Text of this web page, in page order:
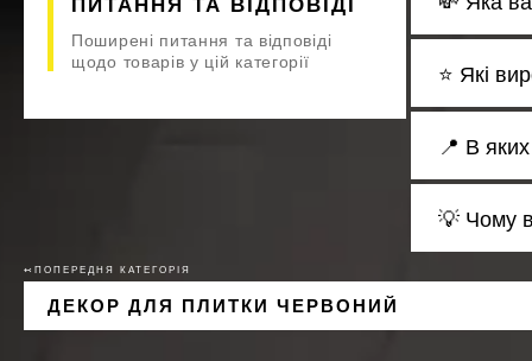
Поширені питання та відповіді
щодо товарів у цій категорії
⭐ Які
📍 В
💡 Чому
↢ПОПЕРЕДНЯ КАТЕГОРІЯ
ДЕКОР ДЛЯ ПЛИТКИ ЧЕРВОНИЙ